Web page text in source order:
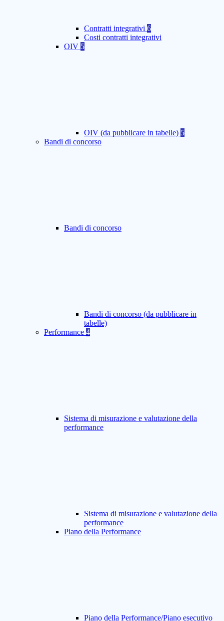
Contratti integrativi 6
Costi contratti integrativi
OIV 5
OIV (da pubblicare in tabelle) 5
Bandi di concorso
Bandi di concorso
Bandi di concorso (da pubblicare in
tabelle)
Performance 4
Sistema di misurazione e valutazione della
performance
Sistema di misurazione e valutazione della
performance
Piano della Performance
Piano della Performance/Piano esecutivo